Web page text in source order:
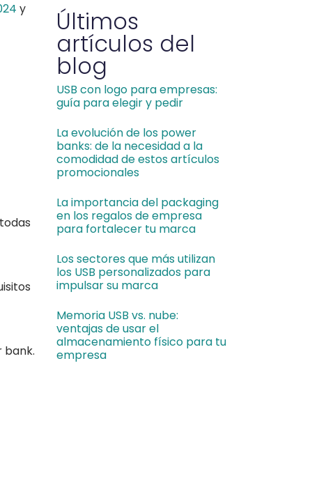
y
bank.
Últimos
artículos del
blog
USB con logo para empresas:
guía para elegir y pedir
La evolución de los power
banks: de la necesidad a la
comodidad de estos artículos
promocionales
La importancia del packaging
en los regalos de empresa
para fortalecer tu marca
Los sectores que más utilizan
los USB personalizados para
impulsar su marca
Memoria USB vs. nube:
ventajas de usar el
almacenamiento físico para tu
empresa